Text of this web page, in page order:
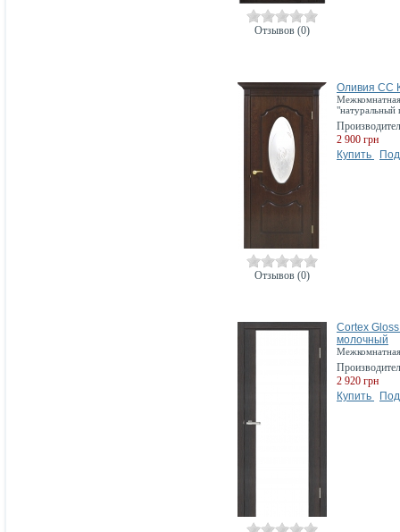
Отзывов (0)
Отзывов (0)
Оливия СС
Межкомнатная
"натуральный
2 900 грн
Купить
Cortex
молочный
2 920 грн
Купить